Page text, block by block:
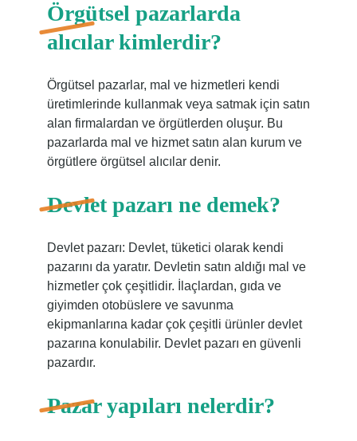
Örgütsel pazarlarda
alıcılar kimlerdir?
Örgütsel pazarlar, mal ve hizmetleri kendi
üretimlerinde kullanmak veya satmak için satın
alan firmalardan ve örgütlerden oluşur. Bu
pazarlarda mal ve hizmet satın alan kurum ve
örgütlere örgütsel alıcılar denir.
Devlet pazarı ne demek?
Devlet pazarı: Devlet, tüketici olarak kendi
pazarını da yaratır. Devletin satın aldığı mal ve
hizmetler çok çeşitlidir. İlaçlardan, gıda ve
giyimden otobüslere ve savunma
ekipmanlarına kadar çok çeşitli ürünler devlet
pazarına konulabilir. Devlet pazarı en güvenli
pazardır.
Pazar yapıları nelerdir?